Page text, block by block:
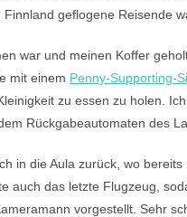
geflogene Reisende
war und meinen Koffer
mit einem Penny-Supporting-
zu essen zu holen.
Rückgabeautomaten des
in die Aula zurück, wo
auch das letzte Flugzeug,
vorgestellt. Sehr